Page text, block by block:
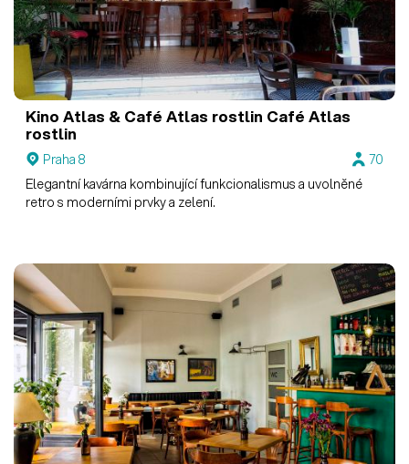
Kino Atlas & Café Atlas rostlin Café Atlas
rostlin
Praha 8
70
Elegantní kavárna kombinující funkcionalismus a uvolněné
retro s moderními prvky a zelení.